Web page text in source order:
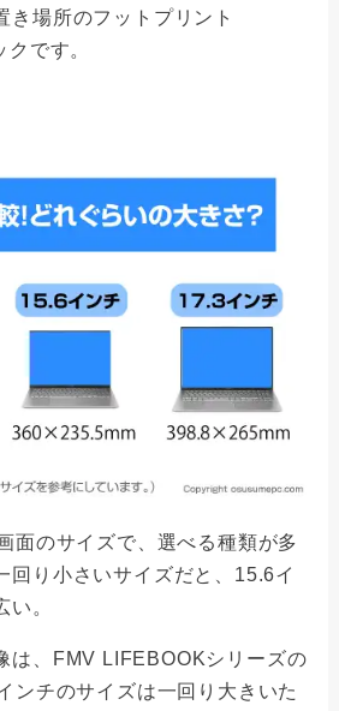
き場所のフットプリント
です。
面のサイズで、選べる種類が多
回り小さいサイズだと、15.6イ
い。
は、FMV LIFEBOOKシリーズの
ンチのサイズは一回り大きいた